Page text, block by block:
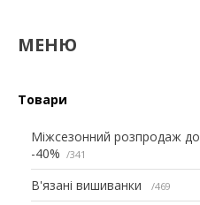
Товари
Міжсезонний розпродаж до
-40%
341
В'язані вишиванки 469